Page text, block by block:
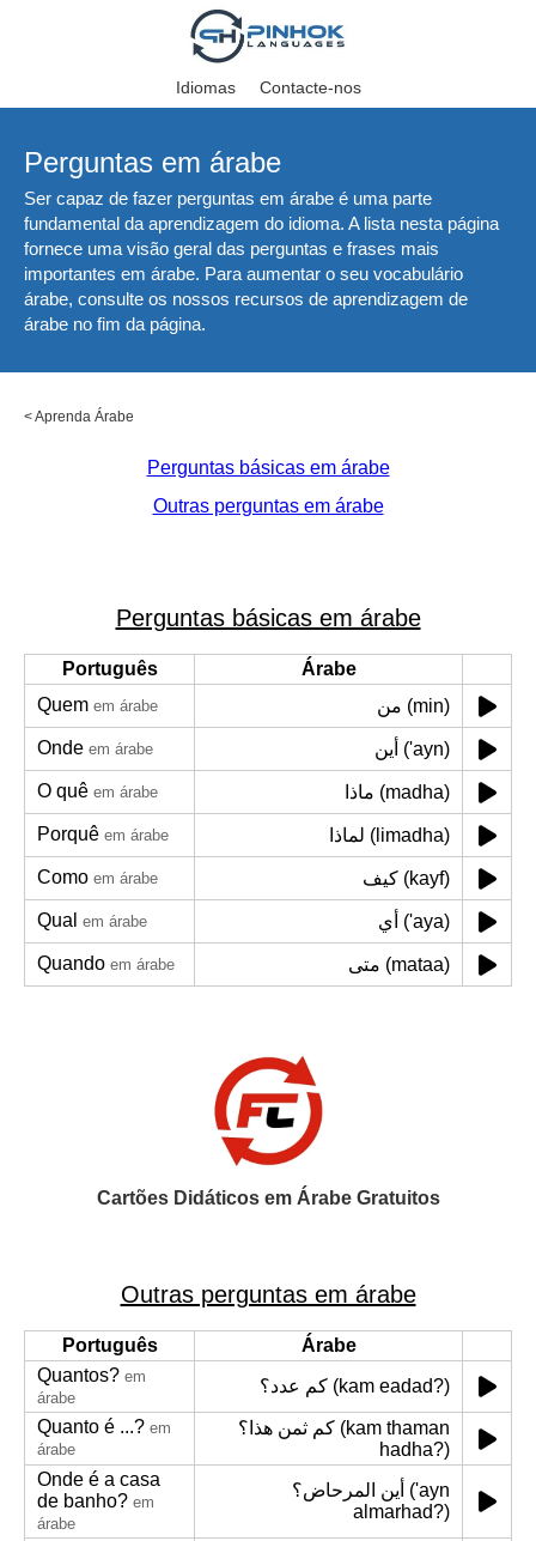
Idiomas Contacte-nos
Perguntas em árabe
Ser capaz de fazer perguntas em árabe é uma parte
fundamental da aprendizagem do idioma. A lista nesta página
fornece uma visão geral das perguntas e frases mais
importantes em árabe. Para aumentar o seu vocabulário
árabe, consulte os nossos recursos de aprendizagem de
árabe no fim da página.
<Aprenda Árabe
Perguntas básicas em árabe
Outras perguntas em árabe
Perguntas básicas em árabe
Português
Árabe
Quem em árabe من (min)
Onde em árabe أين ('ayn)
O quê em árabe ماذا (madha)
Porquê em árabe لماذا (limadha)
Como em árabe كيف (kayf)
Qual em árabe أي ('aya)
Quando em árabe متى (mataa)
Cartões Didáticos em Árabe Gratuitos
Outras perguntas em árabe
Português
Árabe
Quantos? em
árabe
كم عدد؟ (kam eadad?)
Quanto é ...? em
árabe
كم ثمن هذا؟ (kam thaman
hadha?)
Onde é a casa
de banho? em
árabe
أين المرحاض؟ ('ayn
almarhad?)